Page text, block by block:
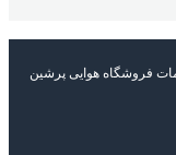
فروشگاه هوایی پرشین